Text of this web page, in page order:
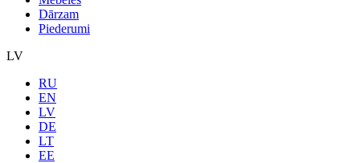
Dārzam
Piederumi
LV
RU
EN
LV
DE
LT
EE